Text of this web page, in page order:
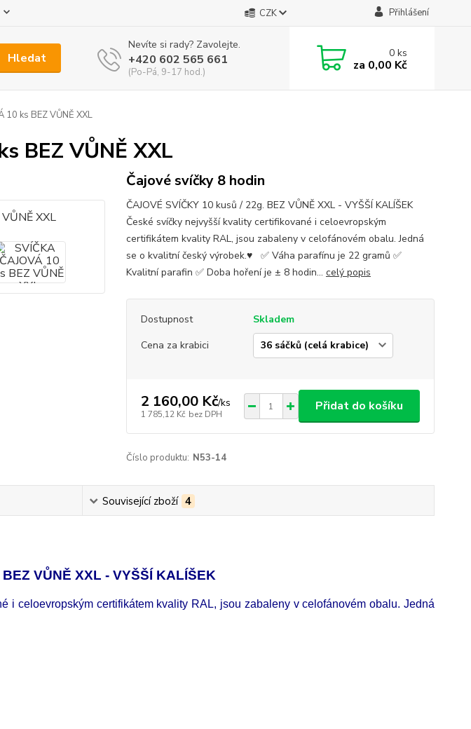
CZK Přihlášení
Hledat
Nevíte si rady? Zavolejte.
+420 602 565 661
(Po-Pá, 9-17 hod.)
0ks
za 0,00 Kč
10 ks BEZ VŮNĚ XXL
BEZ VŮNĚ XXL
Čajové svíčky 8 hodin
ČAJOVÉ SVÍČKY 10 kusů / 22g. BEZ VŮNĚ XXL - VYŠŠÍ KALÍŠEK
České svíčky nejvyšší kvality certifikované i celoevropským
certifikátem kvality RAL, jsou zabaleny v celofánovém obalu. Jedná
se o kvalitní český výrobek.♥ ✅ Váha parafínu je 22 gramů ✅
Kvalitní parafin ✅ Doba hoření je ± 8 hodin... celý popis
Dostupnost
Skladem
Cena za krabici
2 160,00 Kč/ks
1 785,12 Kč bez DPH
Přidat do košíku
Číslo produktu: N53-14
Související zboží 4
VŮNĚ XXL - VYŠŠÍ KALÍŠEK
i celoevropským certifikátem kvality RAL, jsou zabaleny v celofánovém obalu. Jedná